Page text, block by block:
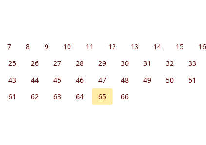
7 8 9 10 11 12 13 14 15 16
25 26 27 28 29 30 31 32 33
43 44 45 46 47 48 49 50 51
61 62 63 64 65 66